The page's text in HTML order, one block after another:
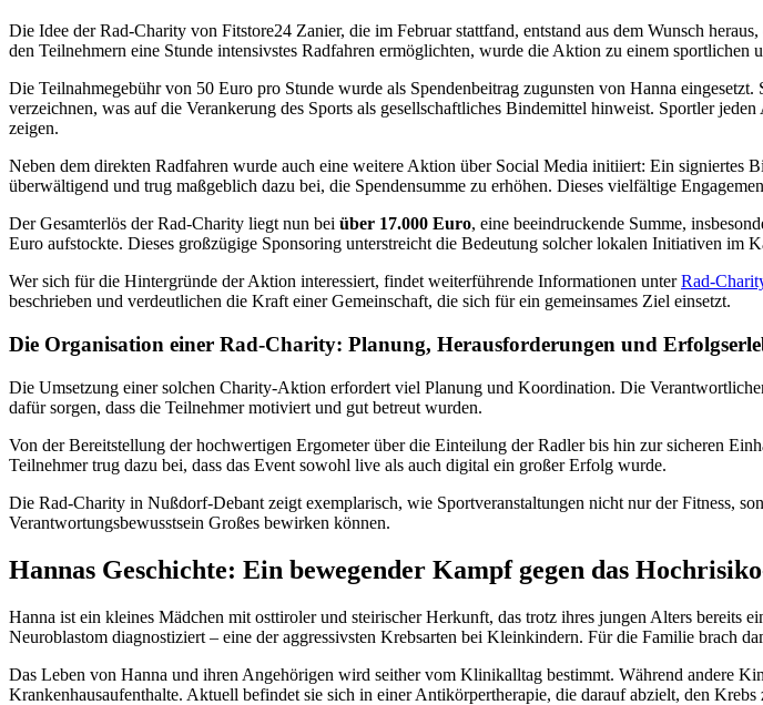
Die Idee der Rad-Charity von Fitstore24 Zanier, die im Februar stattfand, entstand aus dem Wunsch
den Teilnehmern eine Stunde intensivstes Radfahren ermöglichten, wurde die Aktion zu einem
Die Teilnahmegebühr von 50 Euro pro Stunde wurde als Spendenbeitrag zugunsten von Hanna
verzeichnen, was auf die Verankerung des Sports als gesellschaftliches Bindemittel hinweist. Sportler
zeigen.
Neben dem direkten Radfahren wurde auch eine weitere Aktion über Social Media initiiert: Ein signiertes
überwältigend und trug maßgeblich dazu bei, die Spendensumme zu erhöhen. Dieses vielfältige
Der Gesamterlös der Rad-Charity liegt nun bei über 17.000 Euro, eine beeindruckende Summe,
Euro aufstockte. Dieses großzügige Sponsoring unterstreicht die Bedeutung solcher lokalen Initiativen im
Wer sich für die Hintergründe der Aktion interessiert, findet weiterführende Informationen unterRad-
beschrieben und verdeutlichen die Kraft einer Gemeinschaft, die sich für ein gemeinsames Ziel einsetzt.
Die Organisation einer Rad-Charity: Planung, Herausforderungen und
Die Umsetzung einer solchen Charity-Aktion erfordert viel Planung und Koordination. Die
dafür sorgen, dass die Teilnehmer motiviert und gut betreut wurden.
Von der Bereitstellung der hochwertigen Ergometer über die Einteilung der Radler bis hin zur sicheren
Teilnehmer trug dazu bei, dass das Event sowohl live als auch digital ein großer Erfolg wurde.
Die Rad-Charity in Nußdorf-Debant zeigt exemplarisch, wie Sportveranstaltungen nicht nur der Fitness,
Verantwortungsbewusstsein Großes bewirken können.
Hannas Geschichte: Ein bewegender Kampf gegen das
Hanna ist ein kleines Mädchen mit osttiroler und steirischer Herkunft, das trotz ihres jungen Alters
Neuroblastom diagnostiziert – eine der aggressivsten Krebsarten bei Kleinkindern. Für die Familie brach
Das Leben von Hanna und ihren Angehörigen wird seither vom Klinikalltag bestimmt. Während andere
Krankenhausaufenthalte. Aktuell befindet sie sich in einer Antikörpertherapie, die darauf abzielt, den